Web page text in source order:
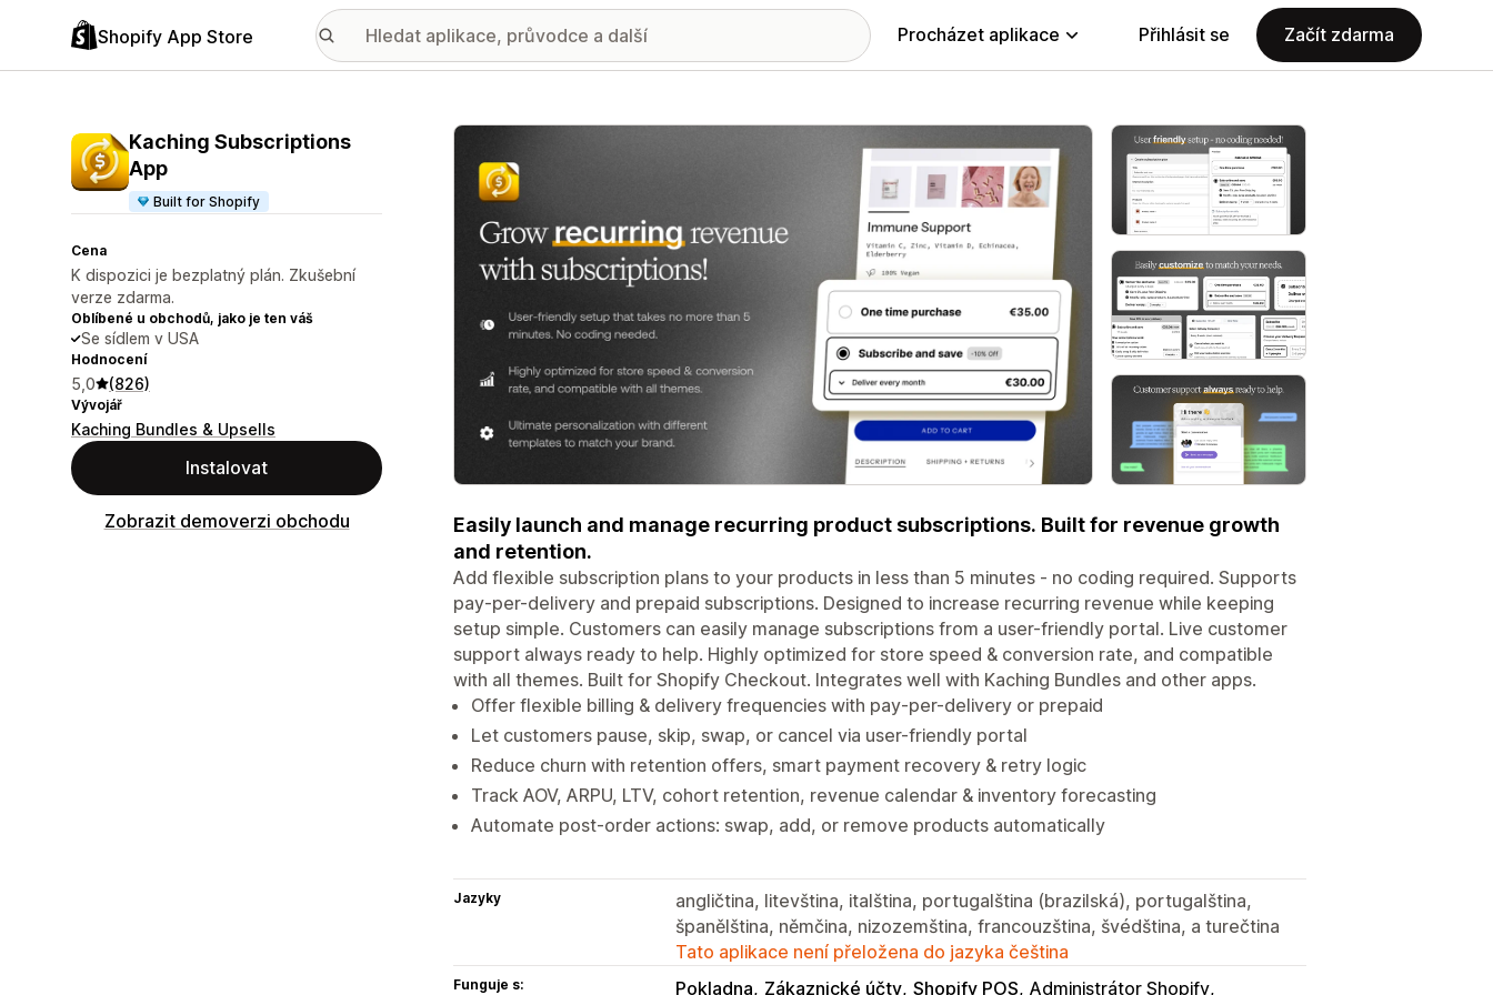
Shopify App Store Procházet aplikace Přihlásit se Začít zdarma
Kaching Subscriptions
App
Built for Shopify
Cena
K dispozici je bezplatný plán. Zkušební
verze zdarma.
Oblíbené u obchodů, jako je ten váš
Se sídlem v USA
Hodnocení
5,0 (826)
Vývojář
Kaching Bundles & Upsells
Instalovat
Zobrazit demoverzi obchodu
Galerie propagovaných obrázků
Easily launch and manage recurring product subscriptions. Built for revenue growth
and retention.
Add flexible subscription plans to your products in less than 5 minutes - no coding required. Supports
pay-per-delivery and prepaid subscriptions. Designed to increase recurring revenue while keeping
setup simple. Customers can easily manage subscriptions from a user-friendly portal. Live customer
support always ready to help. Highly optimized for store speed & conversion rate, and compatible
with all themes. Built for Shopify Checkout. Integrates well with Kaching Bundles and other apps.
Offer flexible billing & delivery frequencies with pay-per-delivery or prepaid
Let customers pause, skip, swap, or cancel via user-friendly portal
Reduce churn with retention offers, smart payment recovery & retry logic
Track AOV, ARPU, LTV, cohort retention, revenue calendar & inventory forecasting
Automate post-order actions: swap, add, or remove products automatically
Jazyky
angličtina, litevština, italština, portugalština (brazilská), portugalština,
španělština, němčina, nizozemština, francouzština, švédština, a turečtina
Tato aplikace není přeložena do jazyka čeština
Funguje s: Pokladna Zákaznické účty Shopify POS Administrátor Shopify